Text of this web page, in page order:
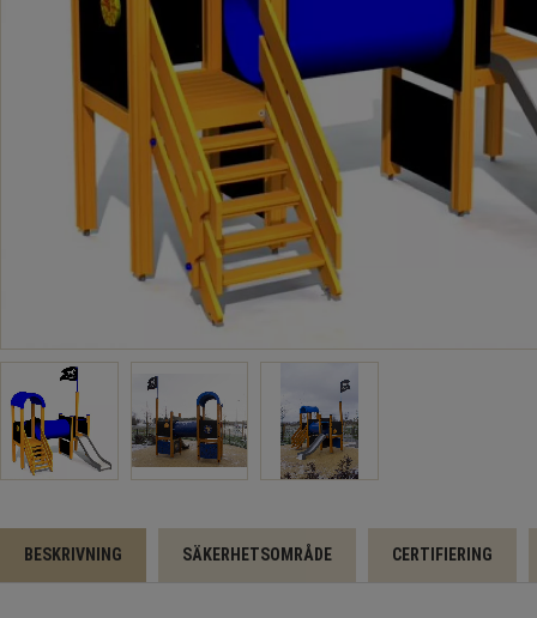
BESKRIVNING SÄKERHETSOMRÅDE CERTIFIERING